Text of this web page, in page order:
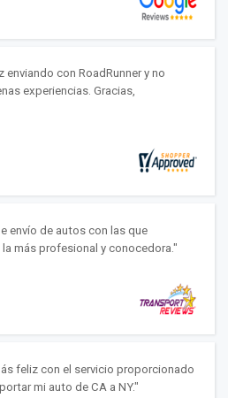
enviando con RoadRunner y no
experiencias. Gracias,
envío de autos con las que
más profesional y conocedora."
feliz con el servicio proporcionado
mi auto de CA a NY."